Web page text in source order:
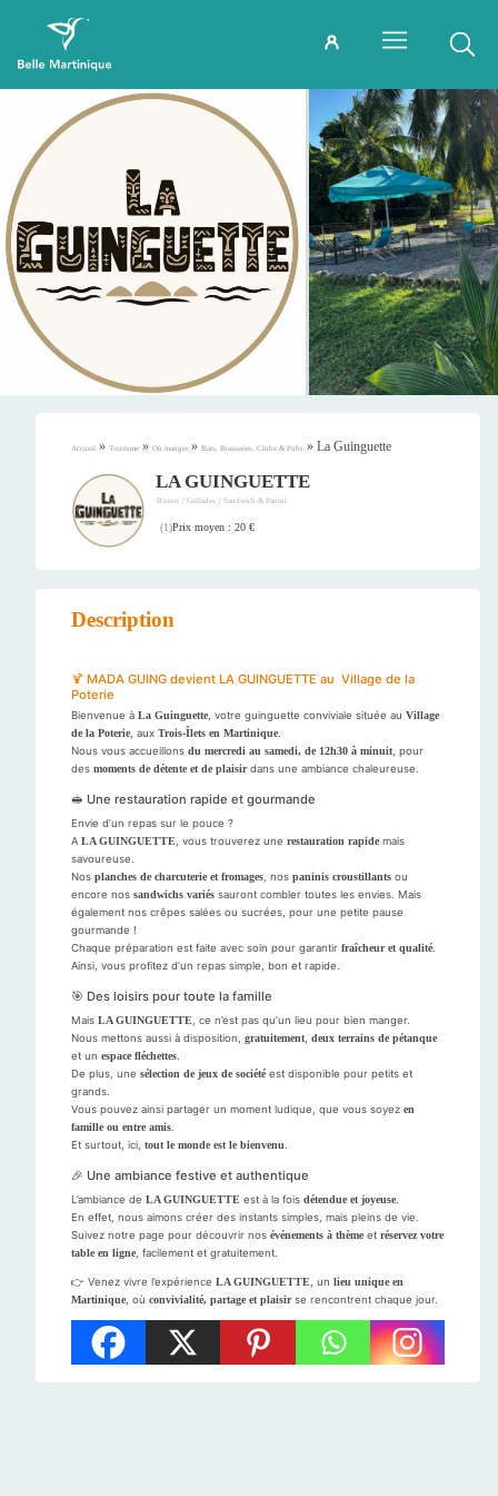
Accueil » Tourisme » Où manger » Bars, Brasseries, Clubs & Pubs » La Guinguette
LA GUINGUETTE
Bistrot /Grillades /Sandwich & Panini
(1)Prix moyen : 20 €
Description
🍹 MADA GUING devient LA GUINGUETTE au Village de la
Poterie
Bienvenue à La Guinguette , votre guinguette conviviale située au Village
de la Poterie , aux Trois-Îlets en Martinique
Nous vous accueillons du mercredi au samedi, de 12h30 à minuit , pour
des moments de détente et de plaisirdans une ambiance chaleureuse.
🥪 Une restauration rapide et gourmande
Envie d’un repas sur le pouce ?
A LA GUINGUETTE , vous trouverez une restauration rapide mais
savoureuse.
Nos planches de charcuterie et fromages , nos paninis croustillants ou
encore nos sandwichs variés sauront combler toutes les envies. Mais
également nos crêpes salées ou sucrées, pour une petite pause
gourmande !
Chaque préparation est faite avec soin pour garantir fraîcheur et qualité
Ainsi, vous profitez d’un repas simple, bon et rapide.
🎯 Des loisirs pour toute la famille
Mais LA GUINGUETTE , ce n’est pas qu’un lieu pour bien manger.
Nous mettons aussi à disposition, gratuitement deux terrains de pétanque
et un espace fléchettes
De plus, une sélection de jeux de société est disponible pour petits et
grands.
Vous pouvez ainsi partager un moment ludique, que vous soyez en
famille ou entre amis
Et surtout, ici, tout le monde est le bienvenu
🎉 Une ambiance festive et authentique
L’ambiance de LA GUINGUETTE est à la fois détendue et joyeuse
En effet, nous aimons créer des instants simples, mais pleins de vie.
Suivez notre page pour découvrir nos événements à thème et réservez votre
table en ligne , facilement et gratuitement.
👉 Venez vivre l’expérience LA GUINGUETTE , un lieu unique en
Martinique , où convivialité, partage et plaisirse rencontrent chaque jour.